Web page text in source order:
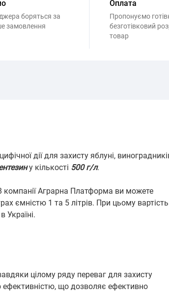
боряться за
замовлення
Оплата
Пропонуємо
безготівковий
товар
дії для захисту яблуні,
у кількості 500 г/л.
компанії Аграрна Платформа ви можете
ємністю 1 та 5 літрів. При цьому вартість
Україні.
цілому ряду переваг для захисту
ефективністю, що дозволяє ефективно